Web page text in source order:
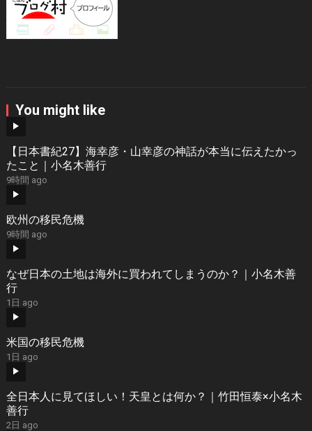
You might like
【日本書紀27】海幸彦・山幸彦の神話が本当に伝えたかっ
たこと｜小名木善行
9時間 ago
欧州の移民危機
9時間 ago
なぜ日本の土地は海外に買われてしまうのか？｜小名木善
行
1日 ago
米国の移民危機
1日 ago
全日本人に見てほしい！天皇とは何か？｜竹田恒泰×小名木
善行
2日 ago